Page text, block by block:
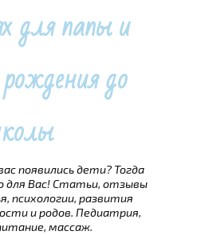
для папы и
до
появились дети? Тогда
для Вас! Статьи, отзывы
психологии, развития
и родов. Педиатрия,
массаж.